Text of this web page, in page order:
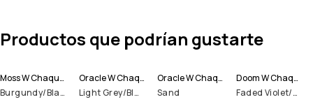
Productos que podrían gustarte
Moss W Chaqueta Snowboard Mujer
Burgundy/Black
Oracle W Chaqueta Snowboard Mujer
Light Grey/Black/Burgundy
Oracle W Chaqueta Snowboard Mujer
Sand
Doom W Chaqueta Snowboard Mujer
Faded Violet/Black/Dark Atlantic